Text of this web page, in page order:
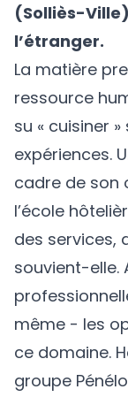
(Solliès-
l’étranger.
La matière
ressource
su « cuisiner
expériences.
cadre de son
l’école
des services,
souvient-elle.
même - les
ce domaine.
groupe